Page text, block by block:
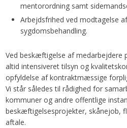
mentorordning samt
Arbejdsfrihed ved modtagelse
sygdomsbehandling.
Ved beskæftigelse af medarbejdere
altid intensiveret tilsyn og
opfyldelse af kontraktmæssige
Vi står således til rådighed for
kommuner og andre offentlige
beskæftigelsesprojekter, skånejob,
aftale.​